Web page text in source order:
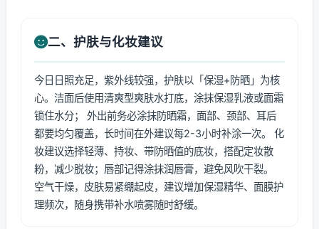
二、护肤与化妆建议
今日日照充足，紫外线较强，护肤以「保湿+防晒」为核
心。洁面后使用清爽型爽肤水打底，涂抹保湿乳液或面霜
锁住水分； 外出前务必涂抹防晒霜，面部、颈部、耳后
都要均匀覆盖，长时间在外建议每2-3小时补涂一次。 化
妆建议选择轻薄、持妆、带防晒值的底妆，搭配定妆散
粉，减少脱妆；唇部记得涂抹润唇膏，避免风吹干裂。
空气干燥，皮肤易紧绷起皮，建议增加保湿精华、面膜护
理频次，随身携带补水喷雾随时舒缓。